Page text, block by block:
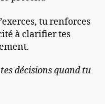
tu renforces
à clarifier tes
décisions quand tu